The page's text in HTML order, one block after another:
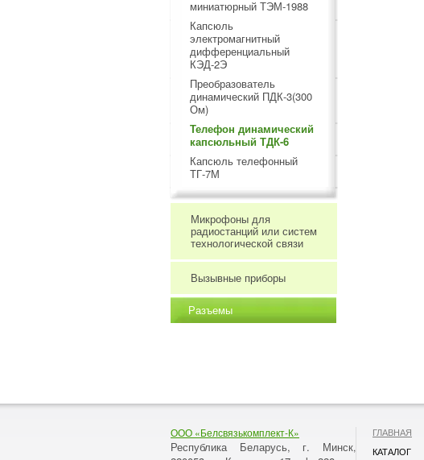
миниатюрный ТЭМ-1988
Капсюль
электромагнитный
дифференциальный
КЭД-2Э
Преобразователь
динамический ПДК-3(300
Ом)
Телефон динамический
капсюльный ТДК-6
Капсюль телефонный
ТГ-7М
Микрофоны для
радиостанций или систем
технологической связи
Вызывные приборы
Разъемы
ООО «Белсвязькомплект-К»
Республика Беларусь, г. Минск,
ГЛАВНАЯ
КАТАЛОГ